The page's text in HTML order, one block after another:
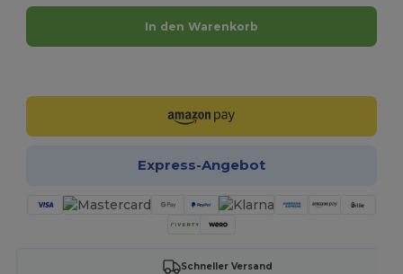
In den Warenkorb
Express-Angebot
Schneller Versand